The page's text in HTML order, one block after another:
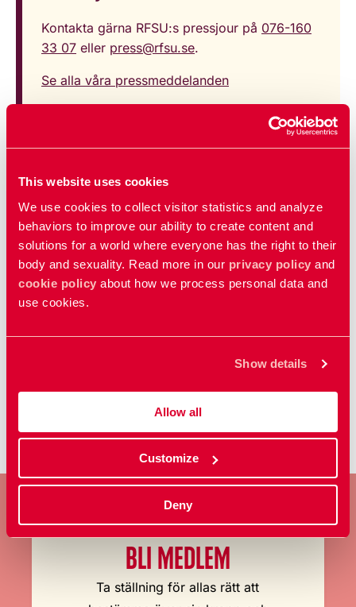
This website uses cookies
We use cookies to collect visitor statistics and analyze
behaviors to improve our ability to create content and
solutions for a world where everyone has the right to their
body and sexuality. Read more in our privacy policy and
cookie policy about how we process personal data and
use cookies.
Show details
Allow all
Customize
Deny
Kontakta gärna RFSU:s pressjour på 076-160
33 07 eller press@rfsu.se.
Se alla våra pressmeddelanden
Publicerad: 09 dec 2021
Relaterat
Rosengrenska stiftelsen
RFSU-priset
Kategorier
BLI MEDLEM
Ta ställning för allas rätt att